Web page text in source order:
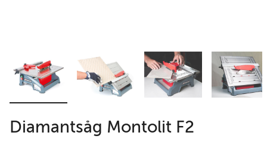
Diamantsåg Montolit F2